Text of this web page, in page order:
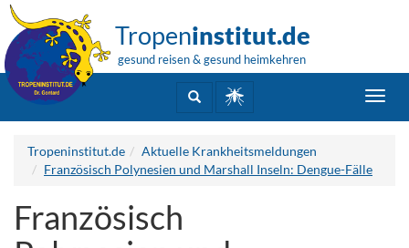
Tropeninstitut.de
gesund reisen & gesund heimkehren
Tropeninstitut.de
Aktuelle Krankheitsmeldungen
Französisch Polynesien und Marshall Inseln: Dengue-Fälle
Französisch